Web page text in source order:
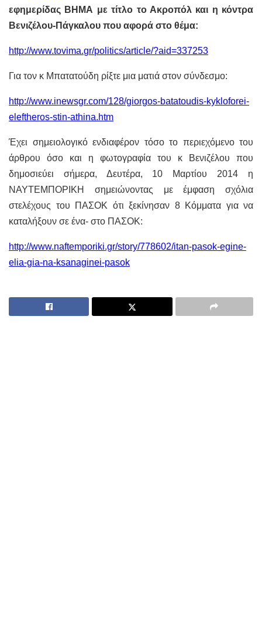
εφημερίδας ΒΗΜΑ με τίτλο το Ακροπόλ και η κόντρα
Βενιζέλου-Πάγκαλου που αφορά στο θέμα:
http://www.tovima.gr/politics/article/?aid=337253
Για τον κ Μπατατούδη ρίξτε μια ματιά στον σύνδεσμο:
http://www.inewsgr.com/128/giorgos-batatoudis-kykloforei-
eleftheros-stin-athina.htm
Έχει σημειολογικό ενδιαφέρον τόσο το περιεχόμενο του
άρθρου όσο και η φωτογραφία του κ Βενιζέλου που
δημοσιεύει σήμερα, Δευτέρα, 10 Μαρτίου 2014 η
ΝΑΥΤΕΜΠΟΡΙΚΗ σημειώνοντας με έμφαση σχόλια
στελέχους του ΠΑΣΟΚ ότι ξεκίνησαν 8 Κόμματα για να
καταλήξουν σε ένα- στο ΠΑΣΟΚ:
http://www.naftemporiki.gr/story/778602/itan-pasok-egine-
elia-gia-na-ksanaginei-pasok